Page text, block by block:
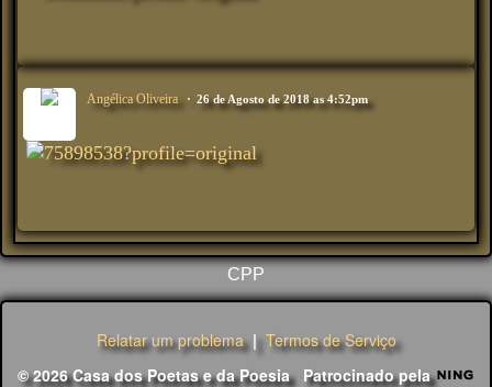
Angélica Oliveira 26 de Agosto de 2018 as 4:52pm
CPP
Relatar um problema|Termos de Serviço
© 2026 Casa dos Poetas e da Poesia Patrocinado pela